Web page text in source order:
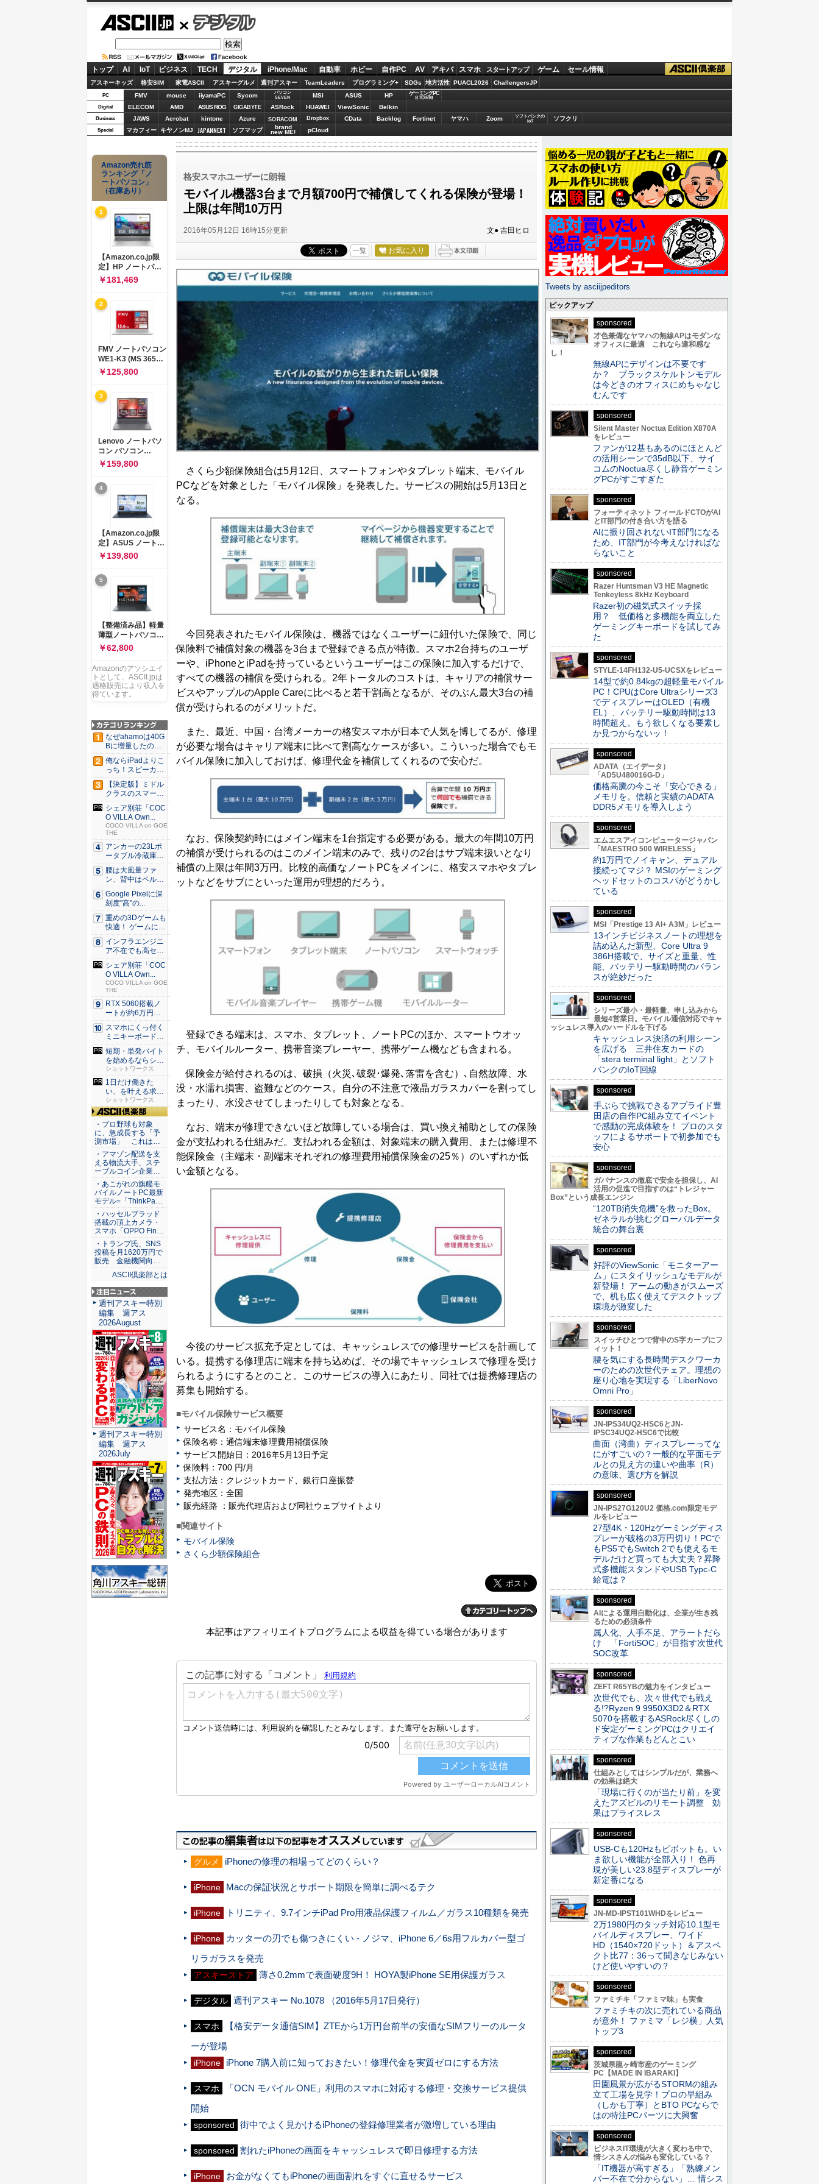
デジタル
トップ AI IoT ビジネス TECH デジタル iPhone/Mac 自動車 ホビー 自作PC AV アキバ スマホ スタートアップ ゲーム セール情報
アスキーキッズ 格安SIM 家電ASCII アスキーグルメ 週刊アスキー TeamLeaders プログラミング+ SDGs 地方活性 PUACL2026 ChallengersJP
PC FMV mouse iiyamaPC Sycom
パソコン
SEVEN
MSI ASUS HP ゲーミングPC
STORM
Digital ELECOM AMD ASUS ROG GIGABYTE ASRock HUAWEI ViewSonic Belkin
Business JAWS Acrobat kintone Azure SORACOM Dropbox CData Backlog Fortinet ヤマハ Zoom
ソフトバンクの
IoT
ソフクリ
Special マカフィー キヤノンMJ JAPANNEXT ソフマップ brand
new ME! pCloud
格安スマホユーザーに朗報
モバイル機器3台まで月額700円で補償してくれる保険が登場！
上限は年間10万円
2016年05月12日 16時15分更新 文● 吉田ヒロ
一覧 お気に入り
さくら少額保険組合は5月12日、スマートフォンやタブレット端末、モバイル
PCなどを対象とした「モバイル保険」を発表した。サービスの開始は5月13日と
なる。
今回発表されたモバイル保険は、機器ではなくユーザーに紐付いた保険で、同じ
保険料で補償対象の機器を3台まで登録できる点が特徴。スマホ2台持ちのユーザ
ーや、iPhoneとiPadを持っているというユーザーはこの保険に加入するだけで、
すべての機器の補償を受けられる。2年トータルのコストは、キャリアの補償サー
ビスやアップルのApple Careに比べると若干割高となるが、そのぶん最大3台の補
償が受けられるのがメリットだ。
また、最近、中国・台湾メーカーの格安スマホが日本で人気を博してるが、修理
が必要な場合はキャリア端末に比べて割高なケースが多い。こういった場合でもモ
バイル保険に加入しておけば、修理代金を補償してくれるので安心だ。
なお、保険契約時にはメイン端末を1台指定する必要がある。最大の年間10万円
の補償が受けられるのはこのメイン端末のみで、残りの2台はサブ端末扱いとなり
補償の上限は年間3万円。比較的高価なノートPCをメインに、格安スマホやタブレ
ットなどをサブにといった運用が理想的だろう。
登録できる端末は、スマホ、タブレット、ノートPCのほか、スマートウオッ
チ、モバイルルーター、携帯音楽プレーヤー、携帯ゲーム機なども含まれる。
保険金が給付されるのは、破損（⽕災､破裂･爆発､落雷を含む）､自然故障、水
没・⽔濡れ損害、盗難などのケース。自分の不注意で液晶ガラスカバーを割ってし
まったり、水没させてしまったりしても対象となる。
なお、端末が修理できないほど故障している場合は、買い換え補助としての保険
金が支払われる仕組みだ。支払われる金額は、対象端末の購⼊費⽤、または修理不
能保険金（主端末・副端末それぞれの修理費用補償保険⾦の25％）のいずれか低
い金額となる。
今後のサービス拡充予定としては、キャッシュレスでの修理サービスを計画して
いる。提携する修理店に端末を持ち込めば、その場でキャッシュレスで修理を受け
られるようにするとのこと。このサービスの導入にあたり、同社では提携修理店の
募集も開始する。
■モバイル保険サービス概要
サービス名：モバイル保険
保険名称：通信端末修理費⽤補償保険
サービス開始⽇：2016年5月13日予定
保険料：700 円/月
⽀払⽅法：クレジットカード、銀行口座振替
発売地区：全国
販売経路 ：販売代理店および同社ウェブサイトより
■関連サイト
モバイル保険
さくら少額保険組合
本記事はアフィリエイトプログラムによる収益を得ている場合があります
グルメ iPhoneの修理の相場ってどのくらい？
iPhone Macの保証状況とサポート期限を簡単に調べるテク
iPhone トリニティ、9.7インチiPad Pro用液晶保護フィルム／ガラス10種類を発売
iPhone
カッターの刃でも傷つきにくい - ノジマ、iPhone 6／6s用フルカバー型ゴ
リラガラスを発売
アスキーストア 薄さ0.2mmで表面硬度9H！ HOYA製iPhone SE用保護ガラス
デジタル 週刊アスキー No.1078 （2016年5月17日発行）
スマホ
【格安データ通信SIM】ZTEから1万円台前半の安価なSIMフリーのルータ
ーが登場
iPhone iPhone 7購入前に知っておきたい！修理代金を実質ゼロにする方法
スマホ
「OCN モバイル ONE」利用のスマホに対応する修理・交換サービス提供
開始
sponsored 街中でよく見かけるiPhoneの登録修理業者が激増している理由
sponsored 割れたiPhoneの画面をキャッシュレスで即日修理する方法
iPhone お金がなくてもiPhoneの画面割れをすぐに直せるサービス
Amazon売れ筋
ランキング「ノ
ートパソコン」
（在庫あり）
1
【Amazon.co.jp限
定】HP ノートパソ
コン 15-fd 15.6イン
チ インテル Core 5
120U メモリ16GB
SSD512GB
Windows 11
Microsoft Office
2024搭載 WPS
Office搭載 カメラシ
ャッター 指紋認証 薄
型 Copilotキー搭載
ナチュラルシルバー
￥181,469
2
FMV ノートパソコン
WE1-K3 (MS 365
Personal/Copilotキ
ー搭載/Win 11/15.6
型/Core
i5/16GB/SSD
512GB/ホワイト)
FMVWK3E15W_AZ
￥125,800
3
Lenovo ノートパソ
コン パソコン
IdeaPad Slim 3 14.0
インチ AMD
Ryzen™ 5 8640HS
メモリ16GB
SSD512GB
Microsoft 365 試用
版 Windows11 バッ
テリー駆動12.6時間
重量1.39kg ルナグレ
ー 83K9003JJP ノー
トPC
￥159,800
4
【Amazon.co.jp限
定】ASUS ノートパ
ソコン Vivobook 15
M1502NAQ 15.6イ
ンチ AMD Ryzen 7
170 メモリ16GB
SSD 512GB
Microsoft 365
Personal (24か月版)
搭載 Windows 11 重
量1.7kg Wi-Fi 6E ク
ワイエットブルー
M1502NAQ-
￥139,800
5
【整備済み品】軽量
薄型ノートパソコン
dynabook G83 ■
13.3型
FHD(1920x1080) -
高性能第11世代Core
i5-1135G7 - メモリ
16GB - SSD 256GB
USB Type-C - MS
Office 2021 - Win11
搭載
￥62,800
Amazonのアソシエイ
トとして、ASCII.jpは
適格販売により収入を
得ています。
なぜahamoは40G
Bに増量したの
か ...
俺ならiPadよりこ
っち！スピーカー
9個...
【決定版】ミドル
クラスのスマート
フォンの...
シェア別荘「COC
O VILLA Own...
COCO VILLA on GOE
THE
アンカーの23Lポ
ータブル冷蔵庫が
Ama...
腰は大風量ファ
ン、背中はペルチ
ェ冷却。ダ...
Google Pixelに深
刻度"高"の...
重めの3Dゲームも
快適！ ゲームに強
いH...
インフラエンジニ
ア不在でも高セキ
ュリティ...
シェア別荘「COC
O VILLA Own...
COCO VILLA on GOE
THE
RTX 5060搭載ノ
ートが約6万円引
き...
スマホにくっ付く
ミニキーボード！
触ってわ...
短期・単発バイト
を始めるならショ
ットワー...
ショットワークス
1日だけ働きた
い、を叶える求人
サイト
ショットワークス
ASCII倶楽部
・プロ野球も対象
に、急成長する「予
測市場」 これは…
・アマゾン配送を支
える物流大手、ステ
ーブルコイン企業…
・あこがれの旗艦モ
バイルノートPC最新
モデル=「ThinkPa…
・ハッセルブラッド
搭載の頂上カメラ・
スマホ「OPPO Fin…
・トランプ氏、SNS
投稿を月1620万円で
販売 金融機関向…
ASCII倶楽部とは
注目ニュース
週刊アスキー特別
編集 週アス
2026August
週刊アスキー特別
編集 週アス
2026July
Tweets by asciijpeditors
ピックアップ
sponsored
才色兼備なヤマハの無線APはモダンな
オフィスに最適 これなら違和感な
し！
無線APにデザインは不要です
か？ ブラックスケルトンモデル
は今どきのオフィスにめちゃなじ
むんです
sponsored
Silent Master Noctua Edition X870A
をレビュー
ファンが12基もあるのにほとんど
の活用シーンで35dB以下、サイ
コムのNoctua尽くし静音ゲーミン
グPCがすごすぎた
sponsored
フォーティネット フィールドCTOがAI
とIT部門の付き合い方を語る
AIに振り回されないIT部門になる
ため、IT部門が今考えなければな
らないこと
sponsored
Razer Huntsman V3 HE Magnetic
Tenkeyless 8kHz Keyboard
Razer初の磁気式スイッチ採
用？ 低価格と多機能を両立した
ゲーミングキーボードを試してみ
た
sponsored
STYLE-14FH132-U5-UCSXをレビュー
14型で約0.84kgの超軽量モバイル
PC！CPUはCore Ultraシリーズ3
でディスプレーはOLED（有機
EL）、バッテリー駆動時間は13
時間超え。もう欲しくなる要素し
か見つからないッ！
sponsored
ADATA（エイデータ）
「AD5U480016G-D」
価格高騰の今こそ「安心できる」
メモリを。信頼と実績のADATA
DDR5メモリを導入しよう
sponsored
エムエスアイコンピュータージャパン
「MAESTRO 500 WIRELESS」
約1万円でノイキャン、デュアル
接続ってマジ？ MSIのゲーミング
ヘッドセットのコスパがどうかし
ている
sponsored
MSI「Prestige 13 AI+ A3M」レビュー
13インチビジネスノートの理想を
詰め込んだ新型、Core Ultra 9
386H搭載で、サイズと重量、性
能、バッテリー駆動時間のバラン
スが絶妙だった
sponsored
シリーズ最小・最軽量、申し込みから
最短4営業日。モバイル通信対応でキャ
ッシュレス導入のハードルを下げる
キャッシュレス決済の利用シーン
を広げる 三井住友カードの
「stera terminal light」とソフト
バンクのIoT回線
sponsored
手ぶらで挑戦できるアプライド豊
田店の自作PC組み立てイベント
で感動の完成体験を！ プロのスタ
ッフによるサポートで初参加でも
安心
sponsored
ガバナンスの徹底で安全を担保し、AI
活用の促進で目指すのは“トレジャー
Box”という成長エンジン
“120TB消失危機”を救ったBox。
ゼネラルが挑むグローバルデータ
統合の舞台裏
sponsored
好評のViewSonic「モニターアー
ム」にスタイリッシュなモデルが
新登場！ アームの動きがスムーズ
で、机も広く使えてデスクトップ
環境が激変した
sponsored
スイッチひとつで背中のS字カーブにフ
ィット！
腰を気にする長時間デスクワーカ
ーのための次世代チェア。理想の
座り心地を実現する「LiberNovo
Omni Pro」
sponsored
JN-IPS34UQ2-HSC6とJN-
IPSC34UQ2-HSC6で比較
曲面（湾曲）ディスプレーってな
にがすごいの？一般的な平面モデ
ルとの見え方の違いや曲率（R）
の意味、選び方を解説
sponsored
JN-IPS27G120U2 価格.com限定モデ
ルをレビュー
27型4K・120Hzゲーミングディス
プレーが破格の3万円切り！PCで
もPS5でもSwitch 2でも使えるモ
デルだけど買っても大丈夫？昇降
式多機能スタンドやUSB Typc-C
給電は？
sponsored
AIによる運用自動化は、企業が生き残
るための必須条件
属人化、人手不足、アラートだら
け 「FortiSOC」が目指す次世代
SOC改革
sponsored
ZEFT R65YBの魅力をインタビュー
次世代でも、次々世代でも戦え
る!?Ryzen 9 9950X3D2＆RTX
5070を搭載するASRock尽くしの
ド安定ゲーミングPCはクリエイ
ティブな作業もどんとこい
sponsored
仕組みとしてはシンプルだが、業務へ
の効果は絶大
「現場に行くのが当たり前」を変
えたアズビルのリモート調整 効
果はプライスレス
sponsored
USB-Cも120Hzもピボットも。い
ま欲しい機能が全部入り！ 色再
現が美しい23.8型ディスプレーが
新定番になる
sponsored
JN-MD-IPST101WHDをレビュー
2万1980円のタッチ対応10.1型モ
バイルディスプレー、ワイド
HD（1540×720ドット）＆アスペ
クト比77：36って聞きなじみない
けど使いやすいの？
sponsored
ファミチキ「ファミマ味」も実食
ファミチキの次に売れている商品
が意外！ ファミマ「レジ横」人気
トップ3
sponsored
茨城県龍ヶ崎市産のゲーミング
PC【MADE IN IBARAKI】
田園風景が広がるSTORMの組み
立て工場を見学！プロの早組み
（しかも丁寧）とBTO PCならで
はの特注PCパーツに大興奮
sponsored
ビジネスIT環境が大きく変わる中で、
情シスさんの悩みも変化している？
「IT機器が高すぎる」「熟練メン
バー不在で分からない」… 情シス